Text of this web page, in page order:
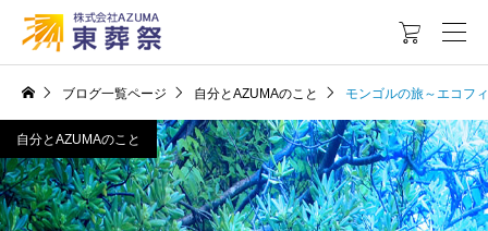

ブログ一覧ページ 自分とAZUMAのこと モンゴルの旅～エコフ
自分とAZUMAのこと